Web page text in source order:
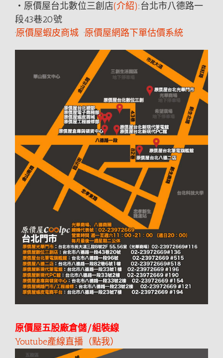
‧原價屋台北數位三創店(介紹):台北市八德路一
段43巷20號
·原價屋蝦皮商城 ·原價屋網路下單估價系統
原價屋五股廠倉儲/組裝線
Youtube產線直播（點我）